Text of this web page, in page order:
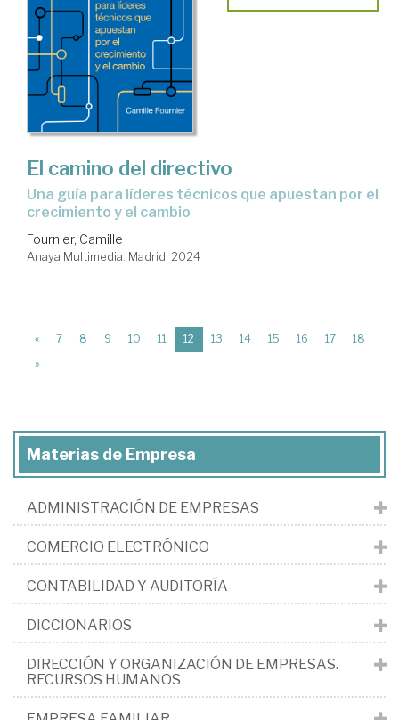
El camino del directivo
una guía para líderes técnicos que apuestan por el
crecimiento y el cambio
Fournier, Camille
Anaya Multimedia. Madrid, 2024
« 7 8 9 10 11 12 (current)
13 14 15 16 17
18
»
Materias de Empresa
ADMINISTRACIÓN DE EMPRESAS
COMERCIO ELECTRÓNICO
CONTABILIDAD Y AUDITORÍA
DICCIONARIOS
DIRECCIÓN Y ORGANIZACIÓN DE EMPRESAS.
RECURSOS HUMANOS